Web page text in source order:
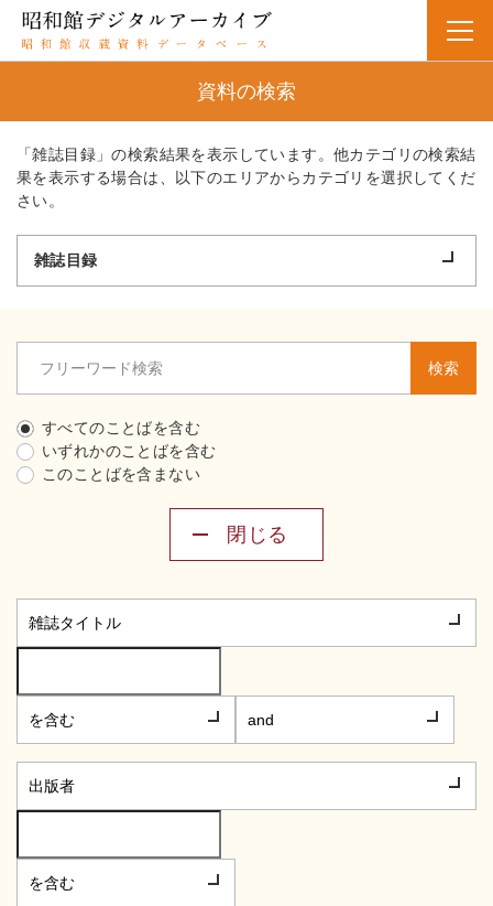
資料の検索
「雑誌目録」の検索結果を表示しています。他カテゴリの検索結
果を表示する場合は、以下のエリアからカテゴリを選択してくだ
さい。
雑誌目録
検索
すべてのことばを含む
いずれかのことばを含む
このことばを含まない
閉じる